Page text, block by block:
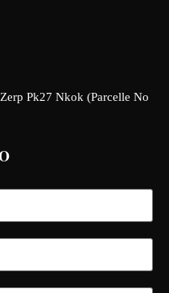
Pk27 Nkok (Parcelle No